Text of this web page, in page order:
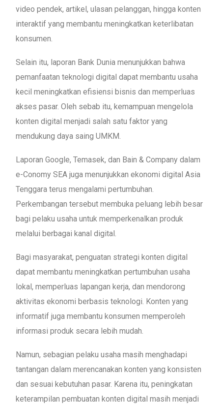
video pendek, artikel, ulasan pelanggan, hingga konten
interaktif yang membantu meningkatkan keterlibatan
konsumen.
Selain itu, laporan Bank Dunia menunjukkan bahwa
pemanfaatan teknologi digital dapat membantu usaha
kecil meningkatkan efisiensi bisnis dan memperluas
akses pasar. Oleh sebab itu, kemampuan mengelola
konten digital menjadi salah satu faktor yang
mendukung daya saing UMKM.
Laporan Google, Temasek, dan Bain & Company dalam
e-Conomy SEA juga menunjukkan ekonomi digital Asia
Tenggara terus mengalami pertumbuhan.
Perkembangan tersebut membuka peluang lebih besar
bagi pelaku usaha untuk memperkenalkan produk
melalui berbagai kanal digital.
Bagi masyarakat, penguatan strategi konten digital
dapat membantu meningkatkan pertumbuhan usaha
lokal, memperluas lapangan kerja, dan mendorong
aktivitas ekonomi berbasis teknologi. Konten yang
informatif juga membantu konsumen memperoleh
informasi produk secara lebih mudah.
Namun, sebagian pelaku usaha masih menghadapi
tantangan dalam merencanakan konten yang konsisten
dan sesuai kebutuhan pasar. Karena itu, peningkatan
keterampilan pembuatan konten digital masih menjadi